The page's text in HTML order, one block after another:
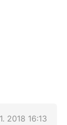
2018 16:13